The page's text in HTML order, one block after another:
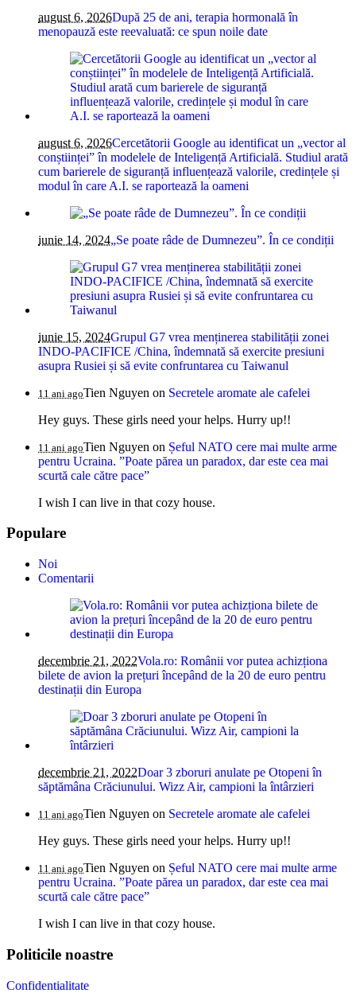
august 6, 2026După 25 de ani, terapia hormonală în
menopauză este reevaluată: ce spun noile date
august 6, 2026Cercetătorii Google au identificat un „vector al
conștiinței” în modelele de Inteligență Artificială. Studiul arată
cum barierele de siguranță influențează valorile, credințele și
modul în care A.I. se raportează la oameni
iunie 14, 2024„Se poate râde de Dumnezeu”. În ce condiții
iunie 15, 2024Grupul G7 vrea menținerea stabilității zonei
INDO-PACIFICE /China, îndemnată să exercite presiuni
asupra Rusiei și să evite confruntarea cu Taiwanul
11 ani agoTien Nguyen on Secretele aromate ale cafelei
Hey guys. These girls need your helps. Hurry up!!
11 ani agoTien Nguyen on Șeful NATO cere mai multe arme
pentru Ucraina. ”Poate părea un paradox, dar este cea mai
scurtă cale către pace”
I wish I can live in that cozy house.
Populare
Noi
Comentarii
decembrie 21, 2022Vola.ro: Românii vor putea achizționa
bilete de avion la prețuri începând de la 20 de euro pentru
destinații din Europa
decembrie 21, 2022Doar 3 zboruri anulate pe Otopeni în
săptămâna Crăciunului. Wizz Air, campioni la întârzieri
11 ani agoTien Nguyen on Secretele aromate ale cafelei
Hey guys. These girls need your helps. Hurry up!!
11 ani agoTien Nguyen on Șeful NATO cere mai multe arme
pentru Ucraina. ”Poate părea un paradox, dar este cea mai
scurtă cale către pace”
I wish I can live in that cozy house.
Politicile noastre
Confidentialitate